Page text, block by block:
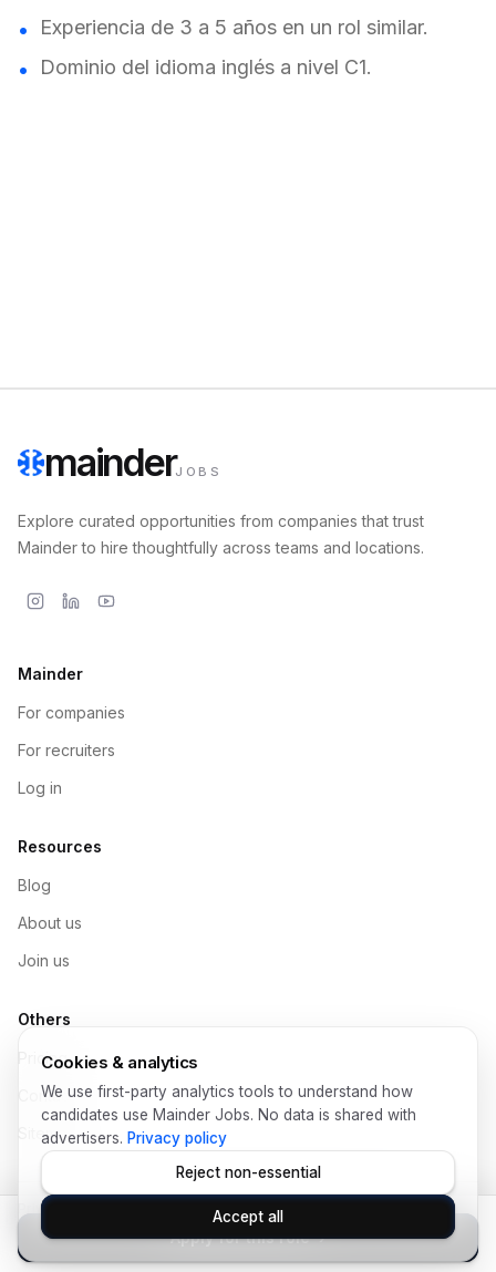
Experiencia de 3 a 5 años en un rol similar.
Dominio del idioma inglés a nivel C1.
Apply for this role ›
mainderJOBS
Explore curated opportunities from companies that trust
Mainder to hire thoughtfully across teams and locations.
Mainder
For companies
For recruiters
Log in
Resources
Blog
About us
Join us
Others
Pricing
Contact
Sitemap
Privacy Policy Terms of Use Legal
Data Protection
© Copyright 2026 Mainder SL
Cookies & analytics
We use first-party analytics tools to understand how
candidates use Mainder Jobs. No data is shared with
advertisers. Privacy policy
Reject non-essential
Accept all